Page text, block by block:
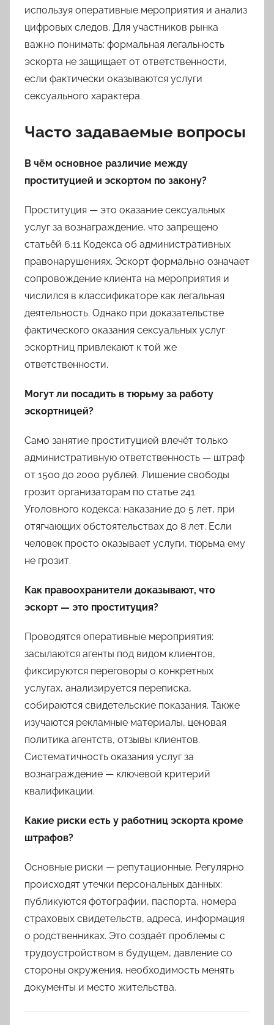
используя оперативные мероприятия и анализ
цифровых следов. Для участников рынка
важно понимать: формальная легальность
эскорта не защищает от ответственности,
если фактически оказываются услуги
сексуального характера.
Часто задаваемые вопросы
В чём основное различие между
проституцией и эскортом по закону?
Проституция — это оказание сексуальных
услуг за вознаграждение, что запрещено
статьёй 6.11 Кодекса об административных
правонарушениях. Эскорт формально означает
сопровождение клиента на мероприятия и
числился в классификаторе как легальная
деятельность. Однако при доказательстве
фактического оказания сексуальных услуг
эскортниц привлекают к той же
ответственности.
Могут ли посадить в тюрьму за работу
эскортницей?
Само занятие проституцией влечёт только
административную ответственность — штраф
от 1500 до 2000 рублей. Лишение свободы
грозит организаторам по статье 241
Уголовного кодекса: наказание до 5 лет, при
отягчающих обстоятельствах до 8 лет. Если
человек просто оказывает услуги, тюрьма ему
не грозит.
Как правоохранители доказывают, что
эскорт — это проституция?
Проводятся оперативные мероприятия:
засылаются агенты под видом клиентов,
фиксируются переговоры о конкретных
услугах, анализируется переписка,
собираются свидетельские показания. Также
изучаются рекламные материалы, ценовая
политика агентств, отзывы клиентов.
Систематичность оказания услуг за
вознаграждение — ключевой критерий
квалификации.
Какие риски есть у работниц эскорта кроме
штрафов?
Основные риски — репутационные. Регулярно
происходят утечки персональных данных:
публикуются фотографии, паспорта, номера
страховых свидетельств, адреса, информация
о родственниках. Это создаёт проблемы с
трудоустройством в будущем, давление со
стороны окружения, необходимость менять
документы и место жительства.